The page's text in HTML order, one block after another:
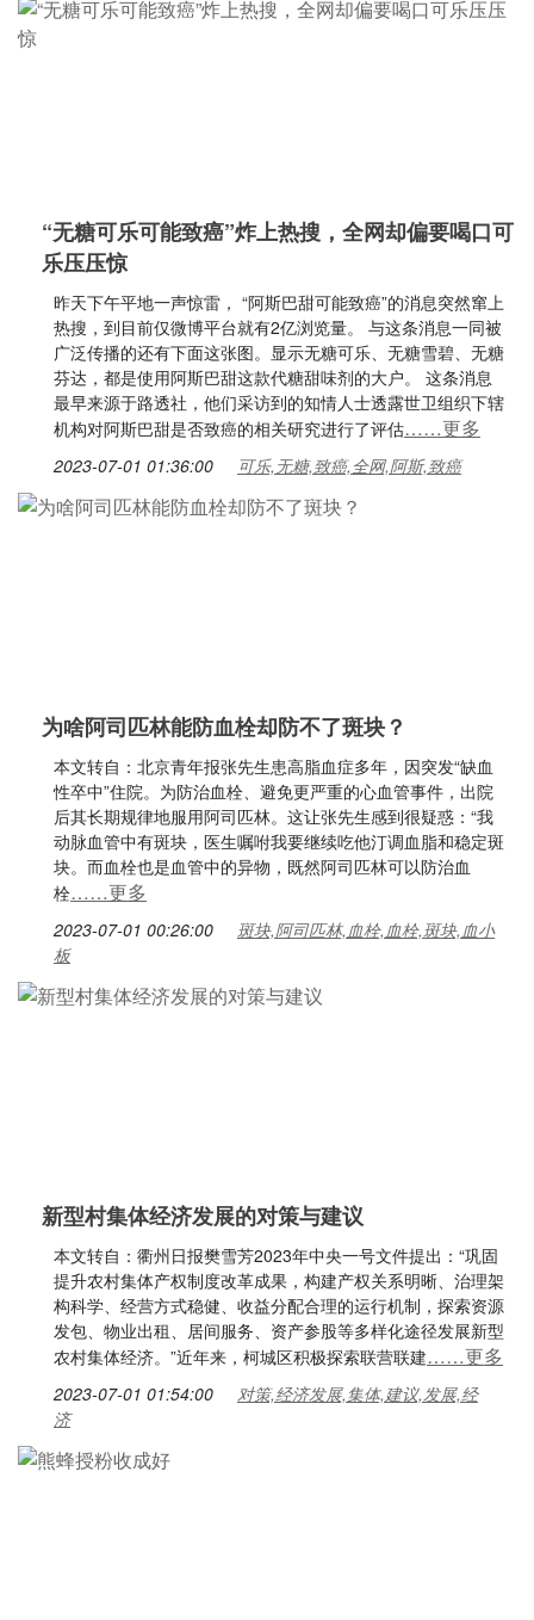
“无糖可乐可能致癌”炸上热搜，全网却偏要喝口可
乐压压惊
昨天下午平地一声惊雷， “阿斯巴甜可能致癌”的消息突然窜上
热搜，到目前仅微博平台就有2亿浏览量。 与这条消息一同被
广泛传播的还有下面这张图。显示无糖可乐、无糖雪碧、无糖
芬达，都是使用阿斯巴甜这款代糖甜味剂的大户。 这条消息
最早来源于路透社，他们采访到的知情人士透露世卫组织下辖
机构对阿斯巴甜是否致癌的相关研究进行了评估……更多
2023-07-01 01:36:00 可乐,无糖,致癌,全网,阿斯,致癌
为啥阿司匹林能防血栓却防不了斑块？
本文转自：北京青年报张先生患高脂血症多年，因突发“缺血
性卒中”住院。为防治血栓、避免更严重的心血管事件，出院
后其长期规律地服用阿司匹林。这让张先生感到很疑惑：“我
动脉血管中有斑块，医生嘱咐我要继续吃他汀调血脂和稳定斑
块。而血栓也是血管中的异物，既然阿司匹林可以防治血
栓……更多
2023-07-01 00:26:00
斑块,阿司匹林,血栓,血栓,斑块,血小
板
新型村集体经济发展的对策与建议
本文转自：衢州日报樊雪芳2023年中央一号文件提出：“巩固
提升农村集体产权制度改革成果，构建产权关系明晰、治理架
构科学、经营方式稳健、收益分配合理的运行机制，探索资源
发包、物业出租、居间服务、资产参股等多样化途径发展新型
农村集体经济。”近年来，柯城区积极探索联营联建……更多
2023-07-01 01:54:00
对策,经济发展,集体,建议,发展,经
济